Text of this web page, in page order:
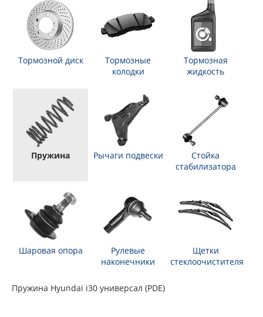
Тормозной диск
Тормозные
колодки
Тормозная
жидкость
Пружина Рычаги подвески
Стойка
стабилизатора
Шаровая опора
Рулевые
наконечники
Щетки
стеклоочистителя
Пружина Hyundai i30 универсал (PDE)